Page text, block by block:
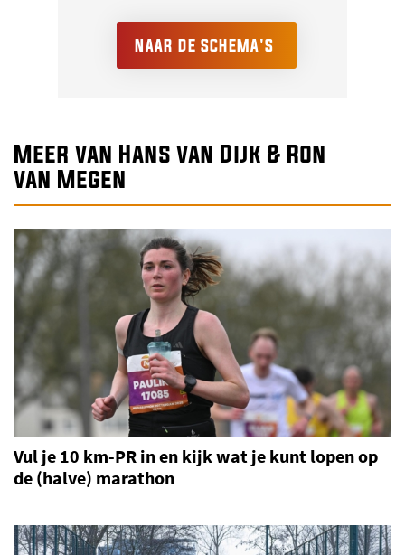
NAAR DE SCHEMA'S
Meer van Hans van Dijk & Ron
van Megen
Vul je 10 km-PR in en kijk wat je kunt lopen op
de (halve) marathon